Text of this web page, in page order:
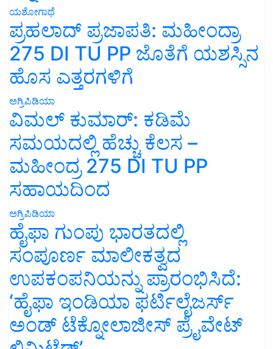
ಯಶೋಗಾಥೆ
ಪ್ರಹಲಾದ್ ಪ್ರಜಾಪತಿ: ಮಹೀಂದ್ರಾ
275 DI TU PP ಜೊತೆಗೆ ಯಶಸ್ಸಿನ
ಹೊಸ ಎತ್ತರಗಳಿಗೆ
ಅಗ್ರಿಪಿಡಿಯಾ
ವಿಮಲ್ ಕುಮಾರ್: ಕಡಿಮೆ
ಸಮಯದಲ್ಲಿ ಹೆಚ್ಚು ಕೆಲಸ –
ಮಹೀಂದ್ರ 275 DI TU PP
ಸಹಾಯದಿಂದ
ಅಗ್ರಿಪಿಡಿಯಾ
ಹೈಫಾ ಗುಂಪು ಭಾರತದಲ್ಲಿ
ಸಂಪೂರ್ಣ ಮಾಲೀಕತ್ವದ
ಉಪಕಂಪನಿಯನ್ನು ಪ್ರಾರಂಭಿಸಿದೆ:
‘ಹೈಫಾ ಇಂಡಿಯಾ ಫರ್ಟಿಲೈಜರ್ಸ್
ಅಂಡ್ ಟೆಕ್ನೋಲಾಜೀಸ್ ಪ್ರೈವೇಟ್